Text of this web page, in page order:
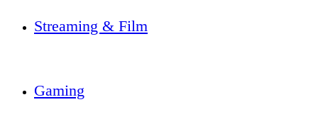
Streaming & Film
Gaming